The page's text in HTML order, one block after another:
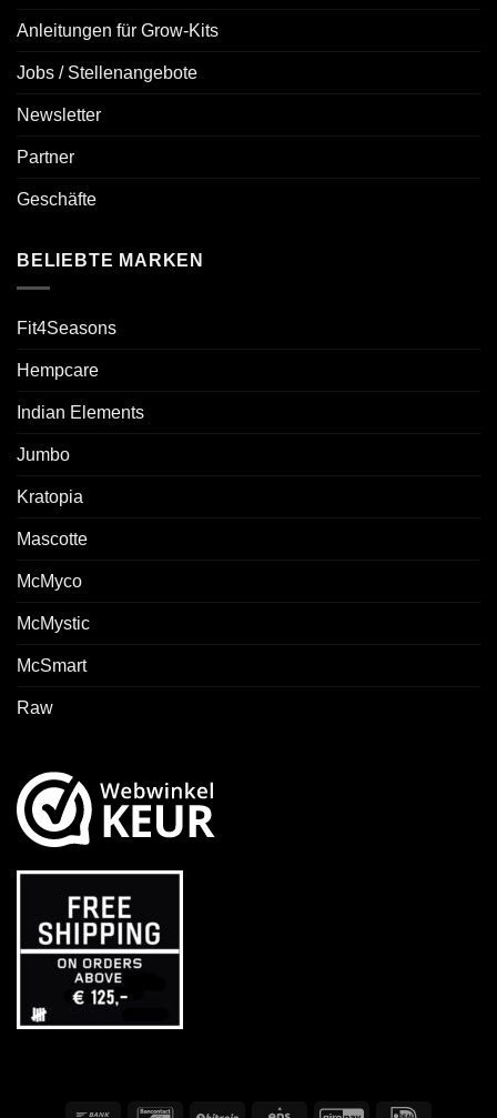
Anleitungen für Grow-Kits
Jobs / Stellenangebote
Newsletter
Partner
Geschäfte
BELIEBTE MARKEN
Fit4Seasons
Hempcare
Indian Elements
Jumbo
Kratopia
Mascotte
McMyco
McMystic
McSmart
Raw